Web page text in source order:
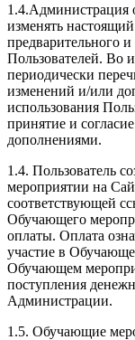
1.4.Администрация
изменять
предварительного
Пользователей. Во
периодически
изменений и/или
использования
принятие и
дополнениями.
1.4. Пользователь
мероприятии на
соответствующей
Обучающего
оплаты. Оплата
участие в
Обучающем
поступления
Администрации.
1.5. Обучающие